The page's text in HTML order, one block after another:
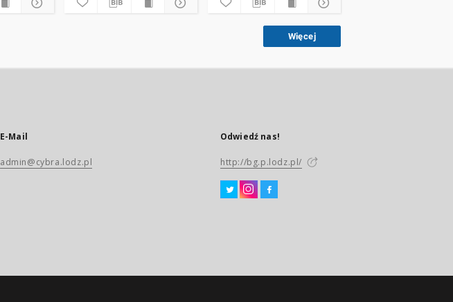
Więcej
E-Mail
admin@cybra.lodz.pl
Odwiedź nas!
http://bg.p.lodz.pl/